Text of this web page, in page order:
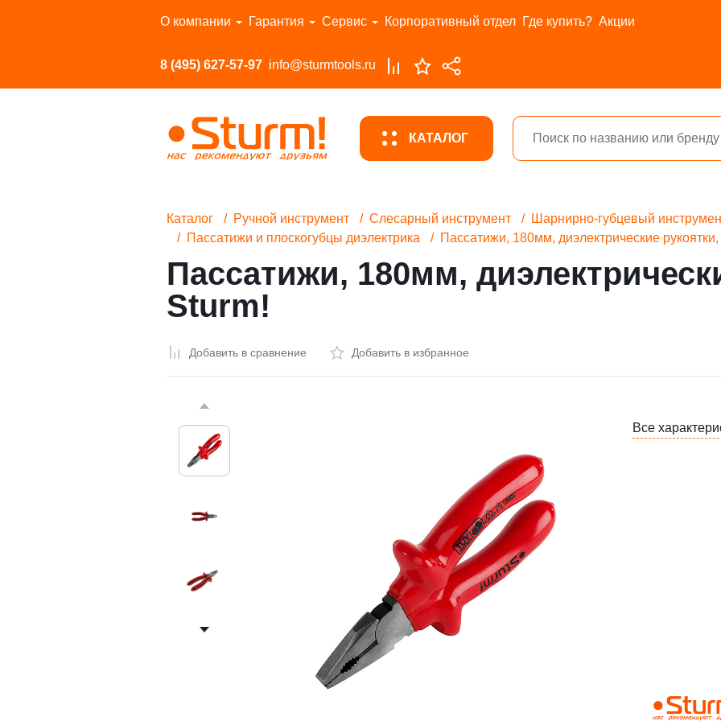
О компании Гарантия Сервис Корпоративный отдел Где купить? Акции
8 (495) 627-57-97 info@sturmtools.ru
КАТАЛОГ
Перейти в каталог
Каталог Ручной инструмент Слесарный инструмент
Шарнирно-губцевый
Пассатижи и плоскогубцы диэлектрика
Пассатижи, 180мм, диэлектрические рукоятки,
Пассатижи, 180мм,
Sturm!
Добавить в сравнение Добавить в избранное
Все